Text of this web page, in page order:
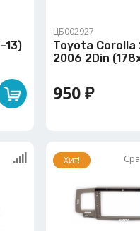
13)
ЦБ002927
Toyota Corolla
2006 2Din
950 ₽
Хит!